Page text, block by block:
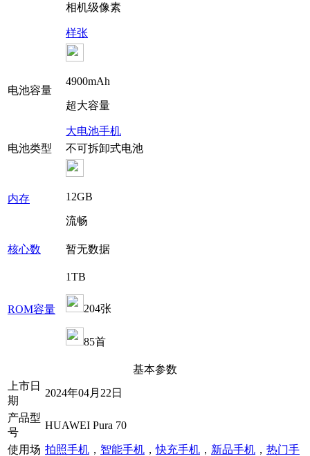
相机级像素
样张
电池容量
4900mAh
超大容量
大电池手机
电池类型
不可拆卸式电池
内存 12GB
流畅
核心数 暂无数据
ROM容量
1TB
204张
85首
基本参数
上市日
期
2024年04月22日
产品型
号
HUAWEI Pura 70
使用场 拍照手机 ， 智能手机 ，快充手机 ， 新品手机 ， 热门手